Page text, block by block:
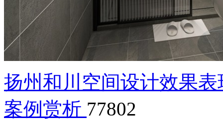
扬州和川空间设计效果
案例赏析 77802